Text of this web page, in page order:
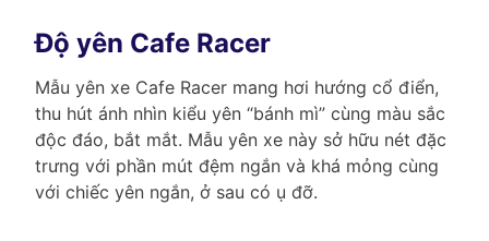
Độ yên Cafe Racer
Mẫu yên xe Cafe Racer mang hơi hướng cổ điển,
thu hút ánh nhìn kiểu yên “bánh mì” cùng màu sắc
độc đáo, bắt mắt. Mẫu yên xe này sở hữu nét đặc
trưng với phần mút đệm ngắn và khá mỏng cùng
với chiếc yên ngắn, ở sau có ụ đỡ.